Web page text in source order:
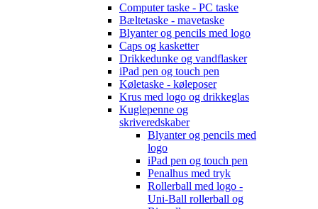
Computer taske - PC taske
Bæltetaske - mavetaske
Blyanter og pencils med logo
Caps og kasketter
Drikkedunke og vandflasker
iPad pen og touch pen
Køletaske - køleposer
Krus med logo og drikkeglas
Kuglepenne og
skriveredskaber
Blyanter og pencils med
logo
iPad pen og touch pen
Penalhus med tryk
Rollerball med logo -
Uni-Ball rollerball og